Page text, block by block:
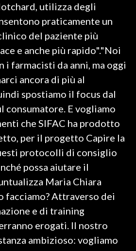
utilizza degli
praticamente un
del paziente più
e anche più rapido"."Noi
i farmacisti da anni, ma oggi
ancora di più al
spostiamo il focus dal
consumatore. E vogliamo
che SIFAC ha prodotto
per il progetto Capire la
protocolli di consiglio
possa aiutare il
Maria Chiara
facciamo? Attraverso dei
e di training
erogati. Il nostro
ambizioso: vogliamo